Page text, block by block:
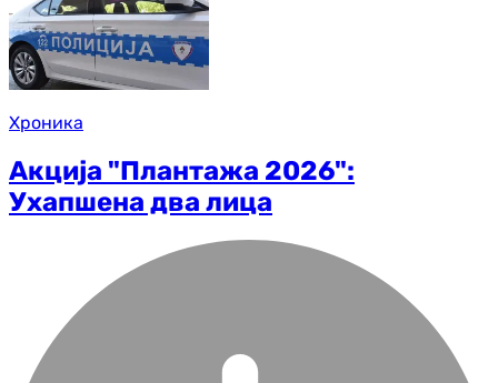
Хроника
Акција "Плантажа 2026":
Ухапшена два лица